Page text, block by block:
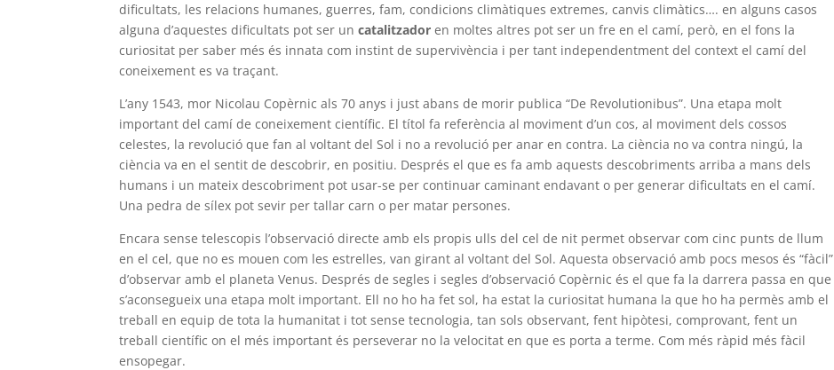
dificultats, les relacions humanes, guerres, fam, condicions climàtiques extremes, canvis climàtics…. en alguns casos
alguna d’aquestes dificultats pot ser uncatalitzadoren moltes altres pot ser un fre en el camí, però, en el fons la
curiositat per saber més és innata com instint de supervivència i per tant independentment del context el camí del
coneixement es va traçant.
L’any 1543, mor Nicolau Copèrnic als 70 anys i just abans de morir publica “De Revolutionibus”. Una etapa molt
important del camí de coneixement científic. El títol fa referència al moviment d’un cos, al moviment dels cossos
celestes, la revolució que fan al voltant del Sol i no a revolució per anar en contra. La ciència no va contra ningú, la
ciència va en el sentit de descobrir, en positiu. Després el que es fa amb aquests descobriments arriba a mans dels
humans i un mateix descobriment pot usar-se per continuar caminant endavant o per generar dificultats en el camí.
Una pedra de sílex pot sevir per tallar carn o per matar persones.
Encara sense telescopis l’observació directe amb els propis ulls del cel de nit permet observar com cinc punts de llum
en el cel, que no es mouen com les estrelles, van girant al voltant del Sol. Aquesta observació amb pocs mesos és “fàcil”
d’observar amb el planeta Venus. Després de segles i segles d’observació Copèrnic és el que fa la darrera passa en que
s’aconsegueix una etapa molt important. Ell no ho ha fet sol, ha estat la curiositat humana la que ho ha permès amb el
treball en equip de tota la humanitat i tot sense tecnologia, tan sols observant, fent hipòtesi, comprovant, fent un
treball científic on el més important és perseverar no la velocitat en que es porta a terme. Com més ràpid més fàcil
ensopegar.